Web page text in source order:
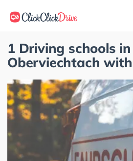
1 Driving schools
Oberviechtach